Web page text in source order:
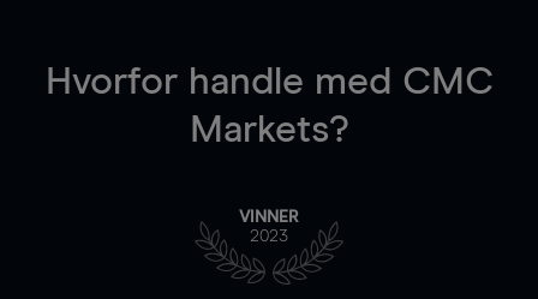
Hvorfor handle med CMC
Markets?
VINNER
2023